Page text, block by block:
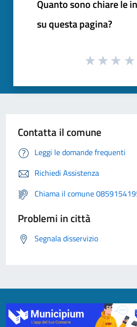
Quanto sono chiare le
su questa pagina?
Contatta il comune
Leggi le domande frequenti
Richiedi Assistenza
Chiama il comune
Problemi in città
Segnala disservizio